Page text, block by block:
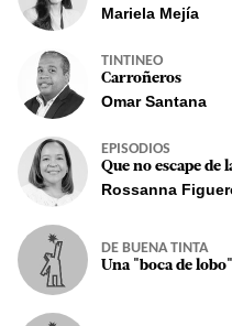
Mariela Mejía
TINTINEO
Carroñeros
Omar Santana
EPISODIOS
Que no escape de
Rossanna
DE BUENA TINTA
Una "boca de